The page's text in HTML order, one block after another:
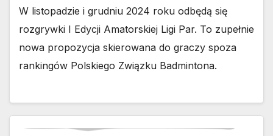
W listopadzie i grudniu 2024 roku odbędą się
rozgrywki I Edycji Amatorskiej Ligi Par. To zupełnie
nowa propozycja skierowana do graczy spoza
rankingów Polskiego Związku Badmintona.